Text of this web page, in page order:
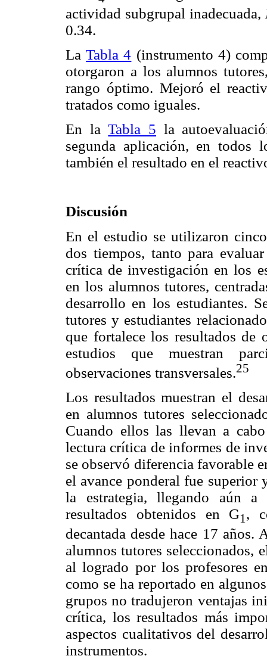
actividad subgrupal inadecuada,
0.34.
LaTabla 4 (instrumento 4)
otorgaron a los alumnos
rango óptimo. Mejoró el
tratados como iguales.
En laTabla 5 la
segunda aplicación, en todos
también el resultado en el
Discusión
En el estudio se utilizaron
dos tiempos, tanto para
crítica de investigación en los
en los alumnos tutores,
desarrollo en los estudiantes.
tutores y estudiantes
que fortalece los resultados de
estudios que muestran
observaciones transversales.25
Los resultados muestran el
en alumnos tutores
Cuando ellos las llevan a
lectura crítica de informes de
se observó diferencia favorable
el avance ponderal fue
la estrategia, llegando aún a
resultados obtenidos en G1 ,
decantada desde hace 17 años.
alumnos tutores seleccionados,
al logrado por los profesores
como se ha reportado en
grupos no tradujeron ventajas
crítica, los resultados más
aspectos cualitativos del
instrumentos.